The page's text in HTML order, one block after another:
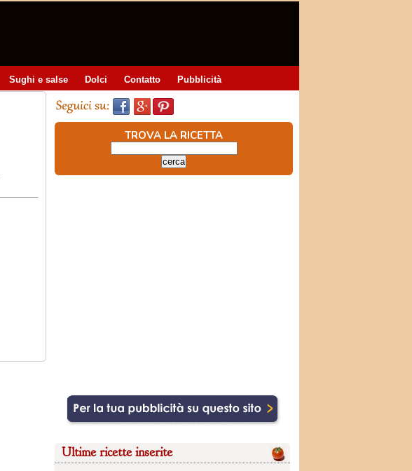
Sughi e salse Dolci Contatto Pubblicità
TROVA LA RICETTA
Ultime ricette inserite